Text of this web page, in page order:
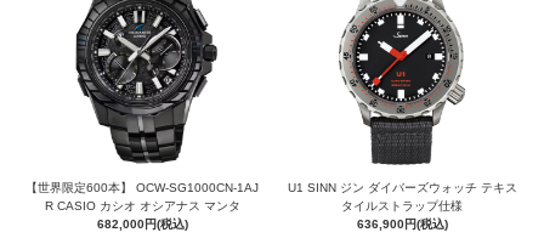
【世界限定600本】 OCW-SG1000CN-1AJ
R CASIO カシオ オシアナス マンタ
682,000円(税込)
U1 SINN ジン ダイバーズウォッチ テキス
タイルストラップ仕様
636,900円(税込)